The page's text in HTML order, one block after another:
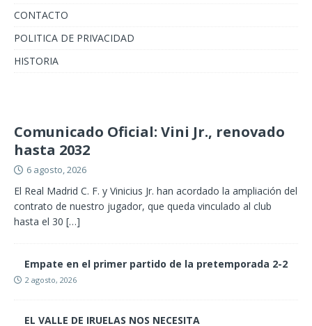
CONTACTO
POLITICA DE PRIVACIDAD
HISTORIA
Comunicado Oficial: Vini Jr., renovado
hasta 2032
6 agosto, 2026
El Real Madrid C. F. y Vinicius Jr. han acordado la ampliación del
contrato de nuestro jugador, que queda vinculado al club
hasta el 30 […]
Empate en el primer partido de la pretemporada 2-2
2 agosto, 2026
EL VALLE DE IRUELAS NOS NECESITA